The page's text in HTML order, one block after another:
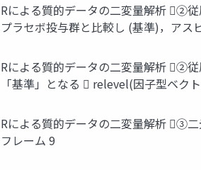
Rによる質的データの二変量解析 ②
プラセボ投与群と比較し (基準)，ア
Rによる質的データの二変量解析 ②
「基準」となる  relevel(因子型ベク
Rによる質的データの二変量解析 ③
フレーム 9